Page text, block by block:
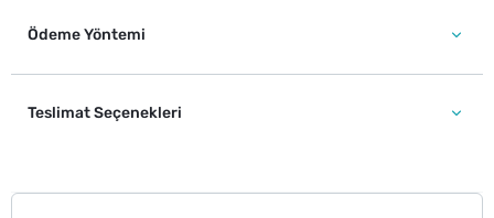
Ödeme Yöntemi
Teslimat Seçenekleri